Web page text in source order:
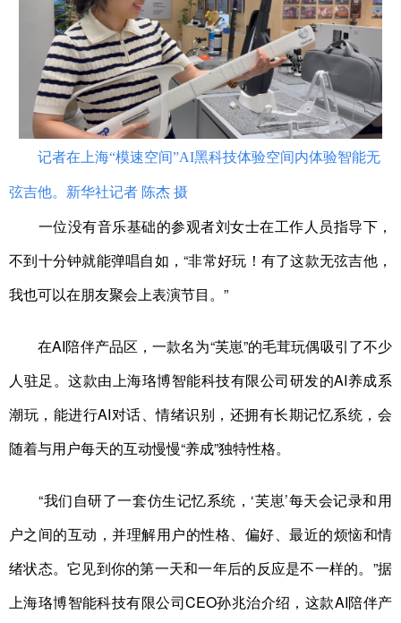
记者在上海“模速空间”AI黑科技体验空间内体验智能无
弦吉他。新华社记者 陈杰 摄
一位没有音乐基础的参观者刘女士在工作人员指导下，
不到十分钟就能弹唱自如，“非常好玩！有了这款无弦吉他，
我也可以在朋友聚会上表演节目。”
在AI陪伴产品区，一款名为“芙崽”的毛茸玩偶吸引了不少
人驻足。这款由上海珞博智能科技有限公司研发的AI养成系
潮玩，能进行AI对话、情绪识别，还拥有长期记忆系统，会
随着与用户每天的互动慢慢“养成”独特性格。
“我们自研了一套仿生记忆系统，‘芙崽’每天会记录和用
户之间的互动，并理解用户的性格、偏好、最近的烦恼和情
绪状态。它见到你的第一天和一年后的反应是不一样的。”据
上海珞博智能科技有限公司CEO孙兆治介绍，这款AI陪伴产